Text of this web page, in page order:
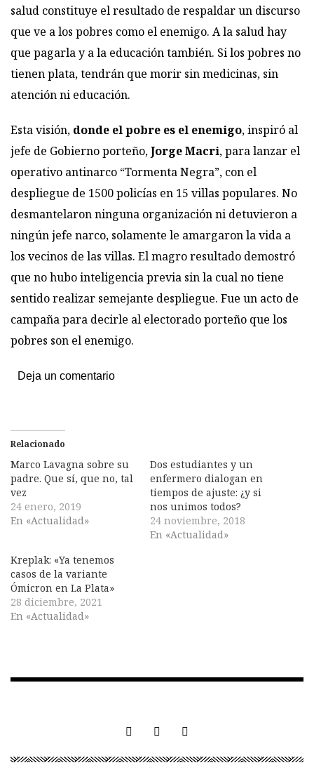
salud constituye el resultado de respaldar un discurso
que ve a los pobres como el enemigo. A la salud hay
que pagarla y a la educación también. Si los pobres no
tienen plata, tendrán que morir sin medicinas, sin
atención ni educación.
Esta visión, donde el pobre es el enemigo, inspiró al
jefe de Gobierno porteño,Jorge Macri, para lanzar el
operativo antinarco “Tormenta Negra”, con el
despliegue de 1500 policías en 15 villas populares. No
desmantelaron ninguna organización ni detuvieron a
ningún jefe narco, solamente le amargaron la vida a
los vecinos de las villas. El magro resultado demostró
que no hubo inteligencia previa sin la cual no tiene
sentido realizar semejante despliegue. Fue un acto de
campaña para decirle al electorado porteño que los
pobres son el enemigo.
Deja un comentario
Relacionado
Marco Lavagna sobre su
padre. Que sí, que no, tal
vez
24 enero, 2019
En «Actualidad»
Dos estudiantes y un
enfermero dialogan en
tiempos de ajuste: ¿y si
nos unimos todos?
24 noviembre, 2018
En «Actualidad»
Kreplak: «Ya tenemos
casos de la variante
Ómicron en La Plata»
28 diciembre, 2021
En «Actualidad»